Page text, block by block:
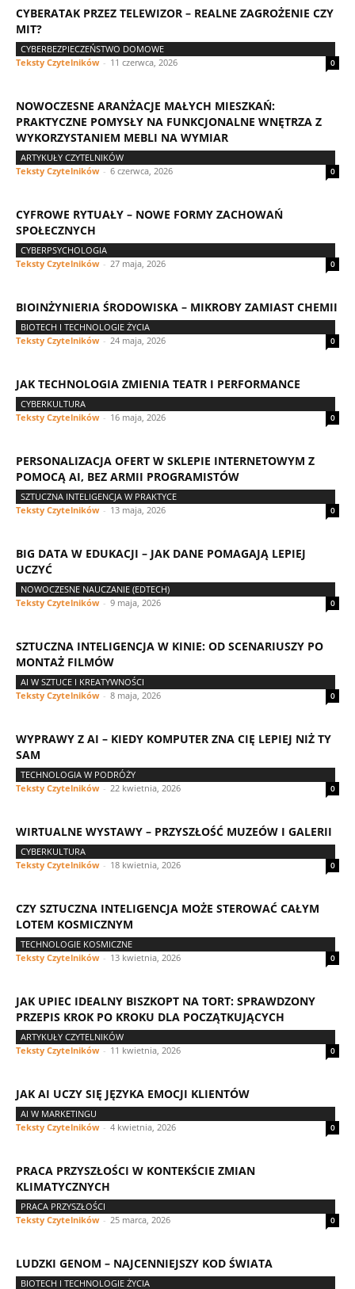
CYBERATAK PRZEZ TELEWIZOR – REALNE ZAGROŻENIE CZY
MIT?
CYBERBEZPIECZEŃSTWO DOMOWE
Teksty Czytelników - 11 czerwca, 2026 0
NOWOCZESNE ARANŻACJE MAŁYCH MIESZKAŃ:
PRAKTYCZNE POMYSŁY NA FUNKCJONALNE WNĘTRZA Z
WYKORZYSTANIEM MEBLI NA WYMIAR
ARTYKUŁY CZYTELNIKÓW
Teksty Czytelników - 6 czerwca, 2026 0
CYFROWE RYTUAŁY – NOWE FORMY ZACHOWAŃ
SPOŁECZNYCH
CYBERPSYCHOLOGIA
Teksty Czytelników - 27 maja, 2026 0
BIOINŻYNIERIA ŚRODOWISKA – MIKROBY ZAMIAST CHEMII
BIOTECH I TECHNOLOGIE ŻYCIA
Teksty Czytelników - 24 maja, 2026 0
JAK TECHNOLOGIA ZMIENIA TEATR I PERFORMANCE
CYBERKULTURA
Teksty Czytelników - 16 maja, 2026 0
PERSONALIZACJA OFERT W SKLEPIE INTERNETOWYM Z
POMOCĄ AI, BEZ ARMII PROGRAMISTÓW
SZTUCZNA INTELIGENCJA W PRAKTYCE
Teksty Czytelników - 13 maja, 2026 0
BIG DATA W EDUKACJI – JAK DANE POMAGAJĄ LEPIEJ
UCZYĆ
NOWOCZESNE NAUCZANIE (EDTECH)
Teksty Czytelników - 9 maja, 2026 0
SZTUCZNA INTELIGENCJA W KINIE: OD SCENARIUSZY PO
MONTAŻ FILMÓW
AI W SZTUCE I KREATYWNOŚCI
Teksty Czytelników - 8 maja, 2026 0
WYPRAWY Z AI – KIEDY KOMPUTER ZNA CIĘ LEPIEJ NIŻ TY
SAM
TECHNOLOGIA W PODRÓŻY
Teksty Czytelników - 22 kwietnia, 2026 0
WIRTUALNE WYSTAWY – PRZYSZŁOŚĆ MUZEÓW I GALERII
CYBERKULTURA
Teksty Czytelników - 18 kwietnia, 2026 0
CZY SZTUCZNA INTELIGENCJA MOŻE STEROWAĆ CAŁYM
LOTEM KOSMICZNYM
TECHNOLOGIE KOSMICZNE
Teksty Czytelników - 13 kwietnia, 2026 0
JAK UPIEC IDEALNY BISZKOPT NA TORT: SPRAWDZONY
PRZEPIS KROK PO KROKU DLA POCZĄTKUJĄCYCH
ARTYKUŁY CZYTELNIKÓW
Teksty Czytelników - 11 kwietnia, 2026 0
JAK AI UCZY SIĘ JĘZYKA EMOCJI KLIENTÓW
AI W MARKETINGU
Teksty Czytelników - 4 kwietnia, 2026 0
PRACA PRZYSZŁOŚCI W KONTEKŚCIE ZMIAN
KLIMATYCZNYCH
PRACA PRZYSZŁOŚCI
Teksty Czytelników - 25 marca, 2026 0
LUDZKI GENOM – NAJCENNIEJSZY KOD ŚWIATA
BIOTECH I TECHNOLOGIE ŻYCIA